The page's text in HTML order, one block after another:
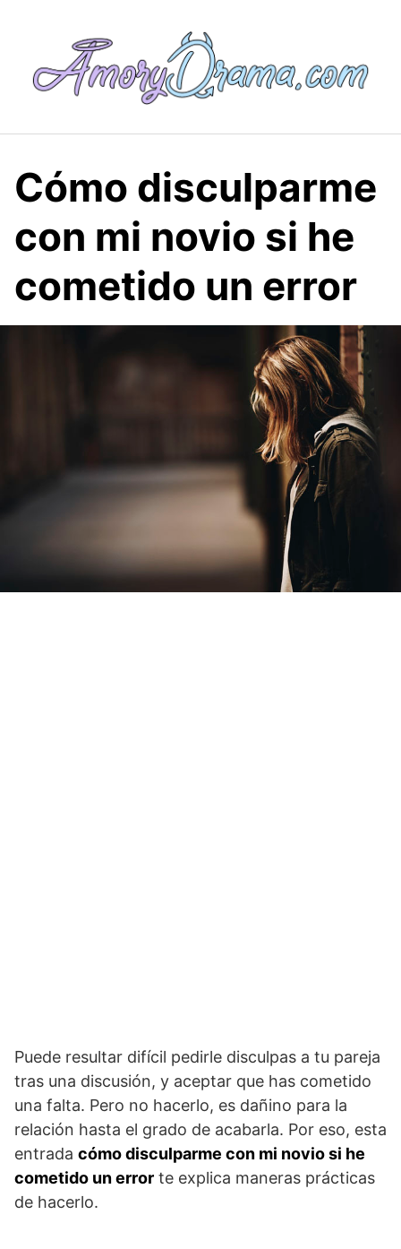
Cómo disculparme
con mi novio si he
cometido un error
Puede resultar difícil pedirle disculpas a tu pareja
tras una discusión, y aceptar que has cometido
una falta. Pero no hacerlo, es dañino para la
relación hasta el grado de acabarla. Por eso, esta
entrada cómo disculparme con mi novio si he
cometido un error te explica maneras prácticas
de hacerlo.